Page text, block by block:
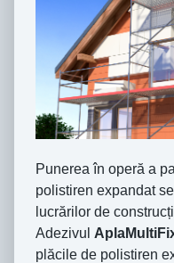
Punerea în operă a
polistiren expandat
lucrărilor de
Adezivul
plăcile de polistiren